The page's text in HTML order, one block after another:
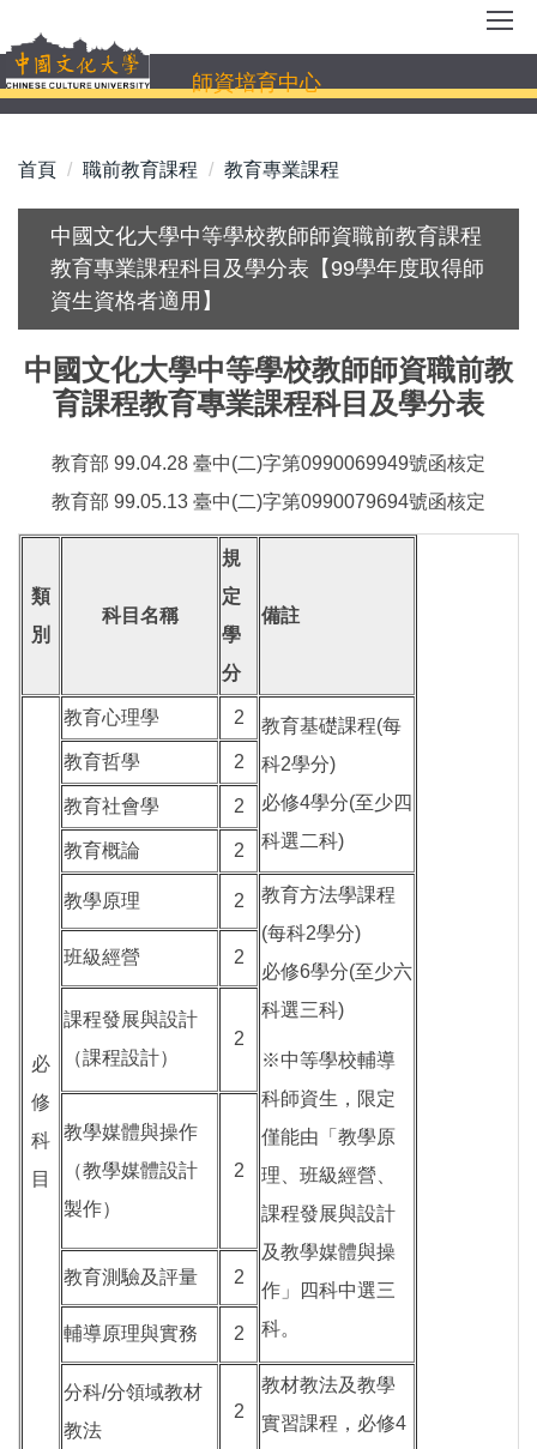
到
主
要
容
師資培育中心
首頁 職前教育課程 教育專業課程
中國文化大學中等學校教師師資職前教育課程
教育專業課程科目及學分表【99學年度取得師
資生資格者適用】
中國文化大學中等學校教師師資職前教
育課程教育專業課程科目及學分表
教育部 99.04.28 臺中(二)字第0990069949號函核定
教育部 99.05.13 臺中(二)字第0990079694號函核定
類
別
科目名稱
規
定
學
分
備註
必
修
科
目
教育心理學 2
教育基礎課程(每
科2學分)
必修4學分(至少四
科選二科)
教育哲學 2
教育社會學 2
教育概論 2
教學原理 2
教育方法學課程
(每科2學分)
必修6學分(至少六
科選三科)
※中等學校輔導
科師資生，限定
僅能由「教學原
理、班級經營、
課程發展與設計
及教學媒體與操
作」四科中選三
科。
班級經營 2
課程發展與設計
（課程設計）
2
教學媒體與操作
（教學媒體設計
製作）
2
教育測驗及評量 2
輔導原理與實務 2
分科/分領域教材
教法
2
教材教法及教學
實習課程，必修4